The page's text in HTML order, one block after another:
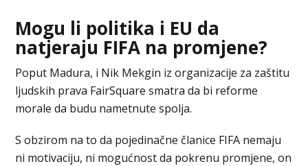
Mogu li politika i EU da
natjeraju FIFA na promjene?
Poput Madura, i Nik Mekgin iz organizacije za zaštitu
ljudskih prava FairSquare smatra da bi reforme
morale da budu nametnute spolja.
S obzirom na to da pojedinačne članice FIFA nemaju
ni motivaciju, ni mogućnost da pokrenu promjene, on